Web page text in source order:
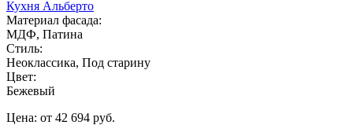
Кухня Альберто
Материал фасада:
МДФ, Патина
Стиль:
Неоклассика, Под старину
Цвет:
Бежевый
Цена: от 42 694 руб.